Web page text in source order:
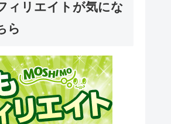
ィリエイトが気にな
ら